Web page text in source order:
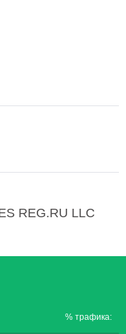
REG.RU LLC
% трафика: